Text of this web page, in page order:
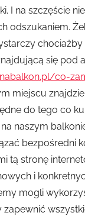
I na szczęście
odszukaniem.
się pod
co-
miejscu
do tego co
naszym
bezpośredni
tą stronę
i
mogli
zapewnić